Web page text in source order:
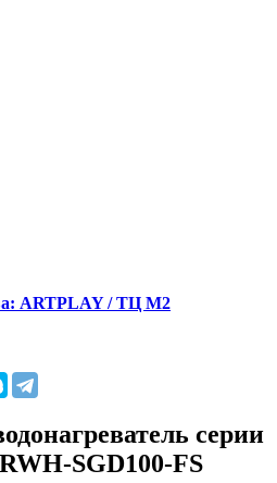
ARTPLAY / ТЦ М2
серии
SGD100-FS